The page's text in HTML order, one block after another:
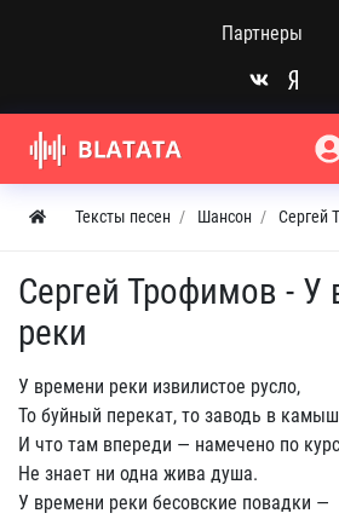
Партнеры
Тексты песен Шансон Сергей
Сергей Трофимов - У
реки
У времени реки извилистое русло,
То буйный перекат, то заводь в
И что там впереди — намечено по
Не знает ни одна жива душа.
У времени реки бесовские повадки —